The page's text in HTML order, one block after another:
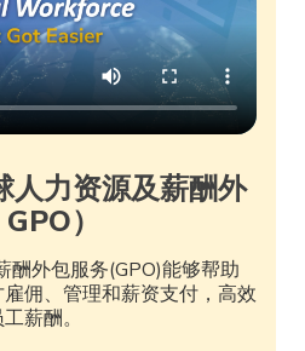
人力资源及薪酬外
）
酬外包服务(GPO)能够帮助
佣、管理和薪资支付，高效
薪酬。